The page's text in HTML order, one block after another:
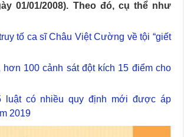
01/01/2008). Theo đó, cụ thể như
tố ca sĩ Châu Việt Cường về tội “giết
hơn 100 cảnh sát đột kích 15 điểm cho
luật có nhiều quy định mới được áp
2019